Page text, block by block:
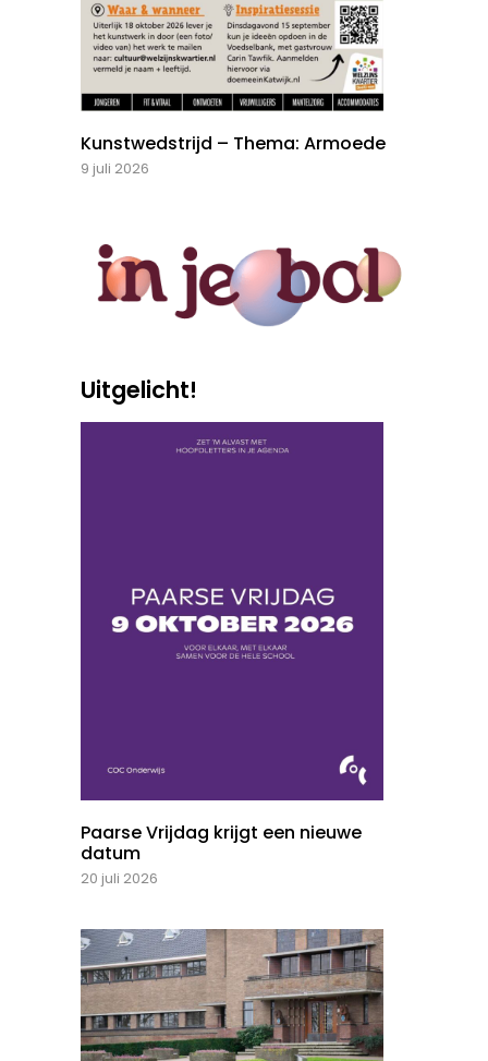
Kunstwedstrijd – Thema: Armoede
9 juli 2026
Uitgelicht!
Paarse Vrijdag krijgt een nieuwe
datum
20 juli 2026